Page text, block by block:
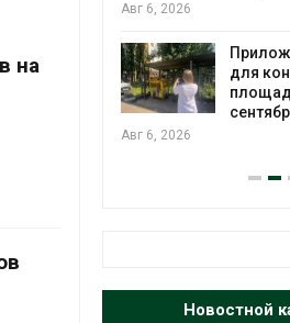
на
Авг 6, 2026
для
Авг 6, 2026
Новостной